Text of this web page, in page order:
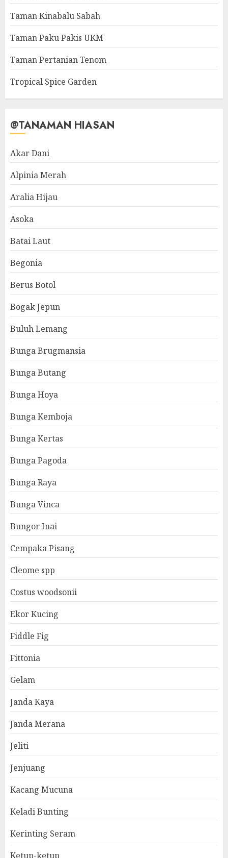
Taman Kinabalu Sabah
Taman Paku Pakis UKM
Taman Pertanian Tenom
Tropical Spice Garden
@TANAMAN HIASAN
Akar Dani
Alpinia Merah
Aralia Hijau
Asoka
Batai Laut
Begonia
Berus Botol
Bogak Jepun
Buluh Lemang
Bunga Brugmansia
Bunga Butang
Bunga Hoya
Bunga Kemboja
Bunga Kertas
Bunga Pagoda
Bunga Raya
Bunga Vinca
Bungor Inai
Cempaka Pisang
Cleome spp
Costus woodsonii
Ekor Kucing
Fiddle Fig
Fittonia
Gelam
Janda Kaya
Janda Merana
Jeliti
Jenjuang
Kacang Mucuna
Keladi Bunting
Kerinting Seram
Ketup-ketup